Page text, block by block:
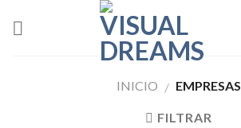
INICIO / EMPRESAS
FILTRAR